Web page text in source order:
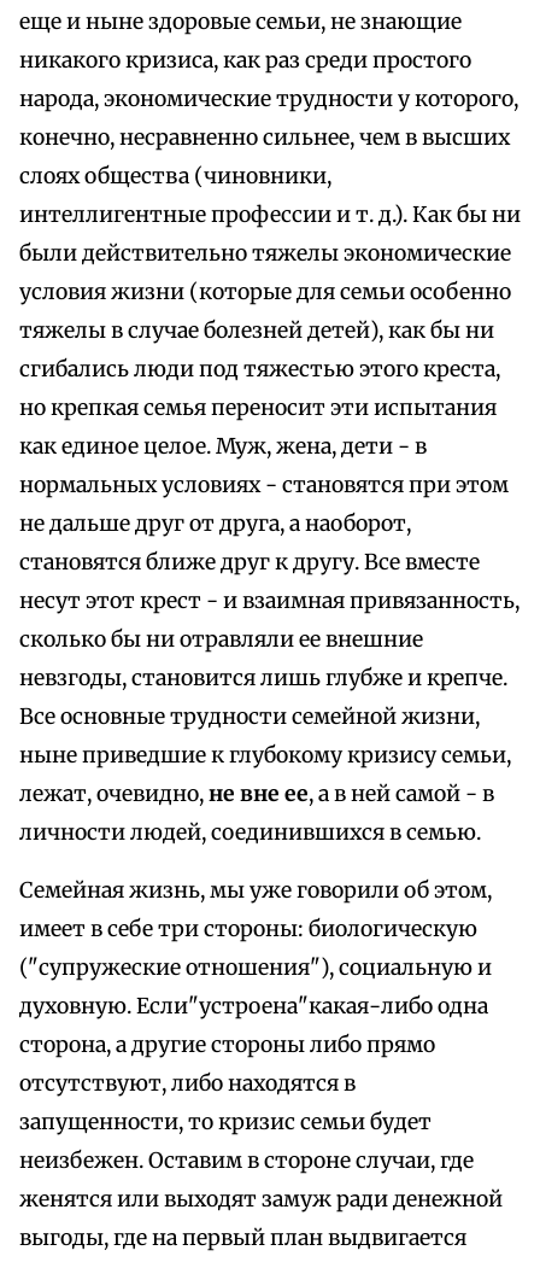
еще и ныне здоровые семьи, не знающие
никакого кризиса, как раз среди простого
народа, экономические трудности у которого,
конечно, несравненно сильнее, чем в высших
слоях общества (чиновники,
интеллигентные профессии и т. д.). Как бы ни
были действительно тяжелы экономические
условия жизни (которые для семьи особенно
тяжелы в случае болезней детей), как бы ни
сгибались люди под тяжестью этого креста,
но крепкая семья переносит эти испытания
как единое целое. Муж, жена, дети - в
нормальных условиях - становятся при этом
не дальше друг от друга, а наоборот,
становятся ближе друг к другу. Все вместе
несут этот крест - и взаимная привязанность,
сколько бы ни отравляли ее внешние
невзгоды, становится лишь глубже и крепче.
Все основные трудности семейной жизни,
ныне приведшие к глубокому кризису семьи,
лежат, очевидно,не вне ее, а в ней самой - в
личности людей, соединившихся в семью.
Семейная жизнь, мы уже говорили об этом,
имеет в себе три стороны: биологическую
("супружеские отношения"), социальную и
духовную. Если"устроена"какая-либо одна
сторона, а другие стороны либо прямо
отсутствуют, либо находятся в
запущенности, то кризис семьи будет
неизбежен. Оставим в стороне случаи, где
женятся или выходят замуж ради денежной
выгоды, где на первый план выдвигается